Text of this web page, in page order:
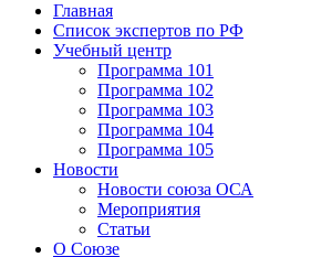
Главная
Список экспертов по РФ
Учебный центр
Программа 101
Программа 102
Программа 103
Программа 104
Программа 105
Новости
Новости союза ОСА
Мероприятия
Статьи
О Союзе